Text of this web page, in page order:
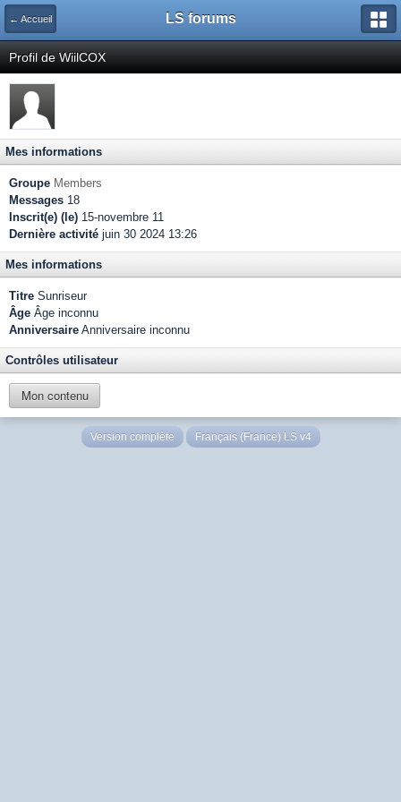
← Accueil LS forums
Profil de WiilCOX
Mes informations
Groupe Members
Messages 18
Inscrit(e) (le) 15-novembre 11
Dernière activité juin 30 2024 13:26
Mes informations
Titre Sunriseur
Âge Âge inconnu
Anniversaire Anniversaire inconnu
Contrôles utilisateur
Mon contenu
Version complète Français (France) LS v4